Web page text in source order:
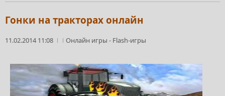
Гонки на тракторах онлайн
11.02.2014 11:08 Онлайн игры - Flash-игры